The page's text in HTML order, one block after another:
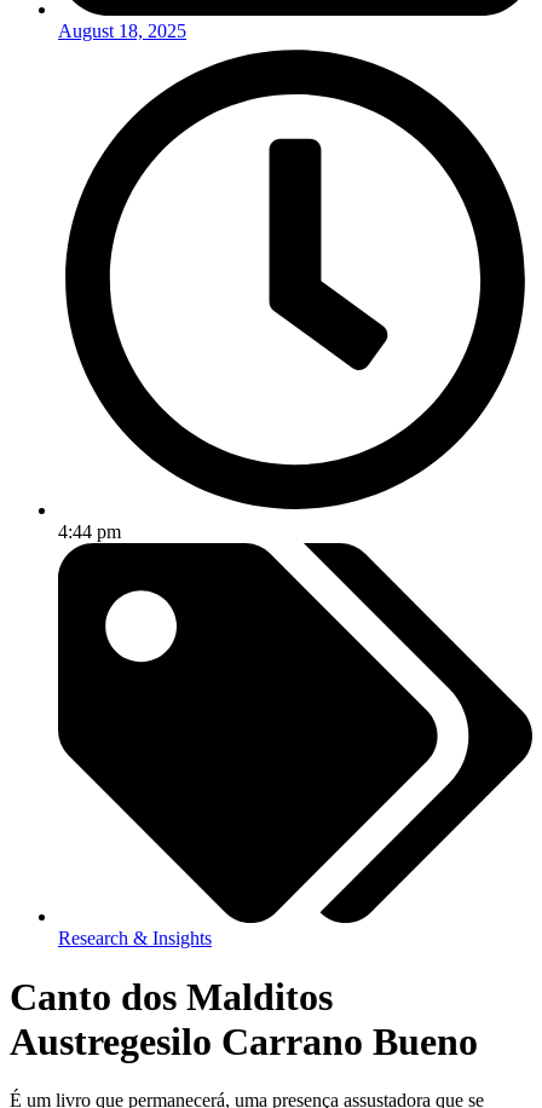
August 18, 2025
4:44 pm
Research & Insights
Canto dos Malditos
Austregesilo Carrano Bueno
É um livro que permanecerá, uma presença assustadora que se